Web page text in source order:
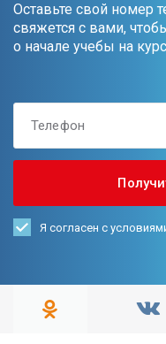
Оставьте свой номер
свяжется с вами,
о начале учебы на
Я согласен с